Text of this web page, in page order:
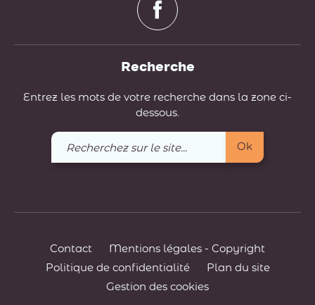
Recherche
Entrez les mots de votre recherche dans la zone ci-
dessous.
Recherchez
sur
Ok
Contact
Mentions légales - Copyright
Politique de confidentialité
Plan du site
Gestion des cookies